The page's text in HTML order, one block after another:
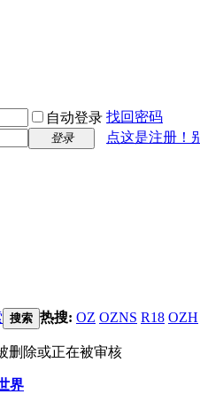
自动登录 找回密码
登录
点这是注册！
搜索 热搜: OZ OZNS R18 OZH
删除或正在被审核
界